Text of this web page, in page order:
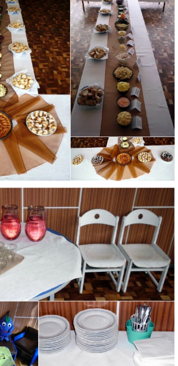
2027
DETÍ NA ŠKOLSKÝ ROK 2026/2027
POVINNÉHO
PROGRAM ZVEDAVÁ KUKUČKA
VZDELÁVACEJ ČINNOSTI